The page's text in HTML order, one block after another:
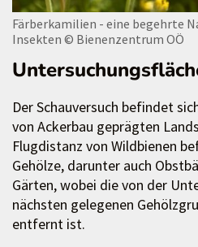
Färberkamilien - eine begehrte
Insekten © Bienenzentrum OÖ
Der Schauversuch befindet
von Ackerbau geprägten
Flugdistanz von Wildbienen
Gehölze, darunter auch
Gärten, wobei die von der
nächsten gelegenen
entfernt ist.